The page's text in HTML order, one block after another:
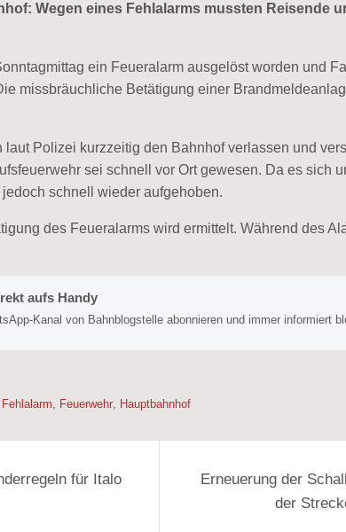
Wegen eines Fehlalarms mussten Reisende
ein Feueralarm ausgelöst worden und
missbräuchliche Betätigung einer
laut Polizei kurzzeitig den Bahnhof verlassen und
sei schnell vor Ort gewesen. Da es sich
schnell wieder aufgehoben.
des Feueralarms wird ermittelt. Während des
aufs Handy
Kanal von Bahnblogstelle abonnieren und immer informiert
Fehlalarm Feuerwehr Hauptbahnhof
für Italo
Erneuerung der
der